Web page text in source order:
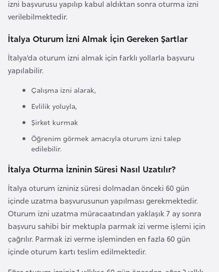
izni başvurusu yapılıp kabul aldıktan sonra oturma izni
verilebilmektedir.
İtalya Oturum İzni Almak İçin Gereken Şartlar
İtalya’da oturum izni almak için farklı yollarla başvuru
yapılabilir.
Çalışma izni alarak,
Evlilik yoluyla,
Şirket kurmak
Öğrenim görmek amacıyla oturum izni talep
edilebilir.
İtalya Oturma İzninin Süresi Nasıl Uzatılır?
İtalya oturum izniniz süresi dolmadan önceki 60 gün
içinde uzatma başvurusunun yapılması gerekmektedir.
Oturum izni uzatma müracaatından yaklaşık 7 ay sonra
başvuru sahibi bir mektupla parmak izi verme işlemi için
çağrılır. Parmak izi verme işleminden en fazla 60 gün
içinde oturum kartı teslim edilmektedir.
k
B
l
g
B
u
r
k
i
n